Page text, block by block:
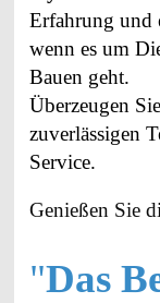
Erfahrung und
wenn es um
Bauen geht.
Überzeugen
zuverlässigen
Service.
Genießen Sie
"Das